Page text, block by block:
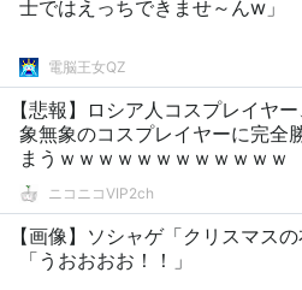
士ではえっちできませ～んw」
電脳王女QZ
【悲報】ロシア人コスプレイヤ
象無象のコスプレイヤーに完全
まうｗｗｗｗｗｗｗｗｗｗｗｗ
ニコニコVIP2ch
【画像】ソシャゲ「クリスマス
「うおおおお！！」